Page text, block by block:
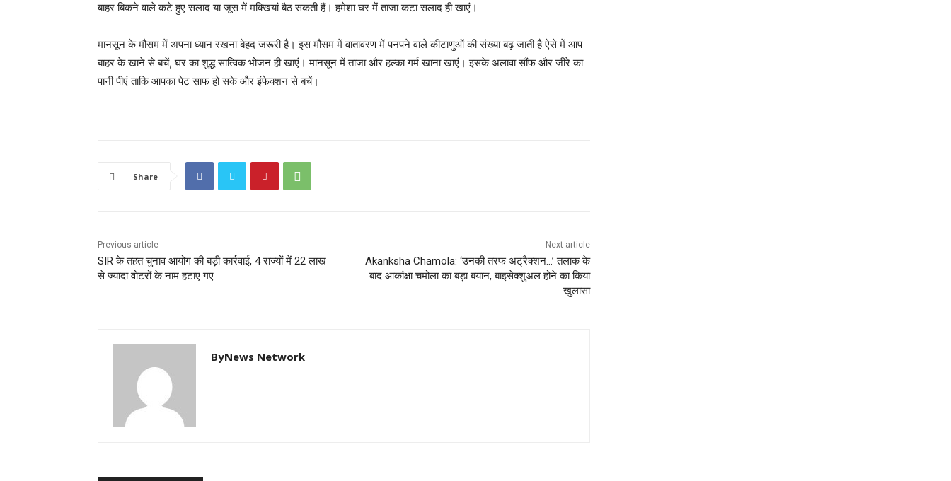
बाहर बिकने वाले कटे हुए सलाद या जूस में मक्खियां बैठ सकती हैं। हमेशा घर में ताजा कटा सलाद ही खाएं।
मानसून के मौसम में अपना ध्यान रखना बेहद जरूरी है। इस मौसम में वातावरण में पनपने वाले कीटाणुओं की संख्या बढ़ जाती है ऐसे में आप
बाहर के खाने से बचें, घर का शुद्ध सात्विक भोजन ही खाएं। मानसून में ताजा और हल्का गर्म खाना खाएं। इसके अलावा सौंफ और जीरे का
पानी पीएं ताकि आपका पेट साफ हो सके और इंफेक्शन से बचें।
Share
Previous article
SIR के तहत चुनाव आयोग की बड़ी कार्रवाई, 4 राज्यों में 22 लाख
से ज्यादा वोटरों के नाम हटाए गए
Next article
Akanksha Chamola: ‘उनकी तरफ अट्रैक्शन…’ तलाक के
बाद आकांक्षा चमोला का बड़ा बयान, बाइसेक्शुअल होने का किया
खुलासा
ByNews Network